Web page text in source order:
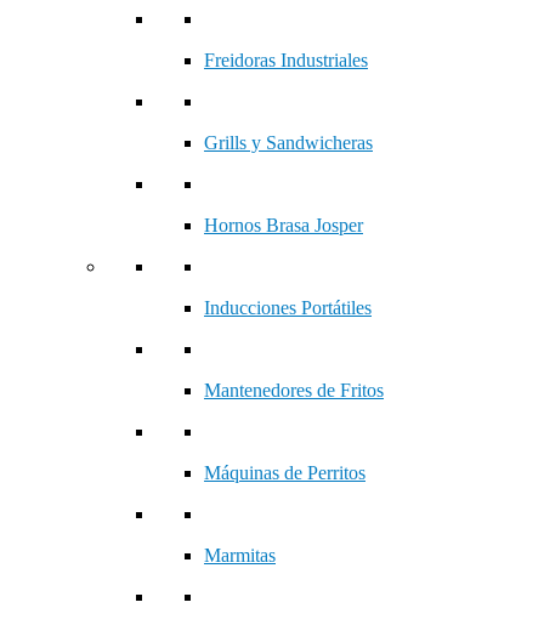
Freidoras Industriales
Grills y Sandwicheras
Hornos Brasa Josper
Inducciones Portátiles
Mantenedores de Fritos
Máquinas de Perritos
Marmitas